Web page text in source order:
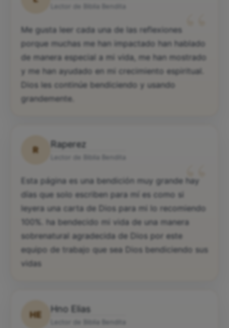
“
Me gusta leer cada una de las reflexiones
porque muchas me han impactado han hablado
de manera especial a mi vida, me han mostrado
y me han ayudado en mi crecimiento espiritual.
Dios les continúe bendiciendo y usando
grandemente.
R
Raperez
“
Esta página es una bendición muy grande hay
días que solo escriben para mí es como si
leyera una carta de Dios para mi lo recomiendo
100%. ha bendecido mi vida de una manera
sobrenatural agradecida de Dios por este
equipo de trabajo que sea Dios bendiciendo sus
vidas
HE
Hno Elias